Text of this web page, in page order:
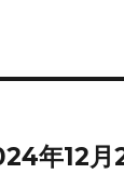
年12月